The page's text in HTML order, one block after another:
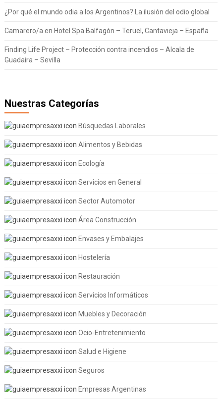
¿Por qué el mundo odia a los Argentinos? La ilusión del odio global
Camarero/a en Hotel Spa Balfagón – Teruel, Cantavieja – España
Finding Life Project – Protección contra incendios – Alcala de
Guadaira – Sevilla
Nuestras Categorías
Búsquedas Laborales
Alimentos y Bebidas
Ecología
Servicios en General
Sector Automotor
Área Construcción
Envases y Embalajes
Hostelería
Restauración
Servicios Informáticos
Muebles y Decoración
Ocio-Entretenimiento
Salud e Higiene
Seguros
Empresas Argentinas